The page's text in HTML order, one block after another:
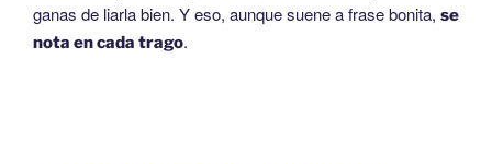
ganas de liarla bien. Y eso, aunque suene a frase bonita, se
nota en cada trago.